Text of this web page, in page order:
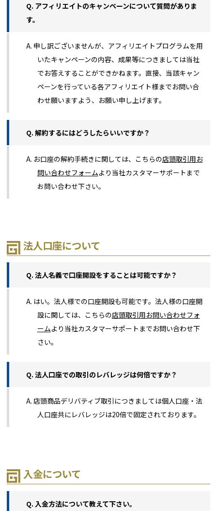
Q. アフィリエイトのキャンペーンについて質問がありま
す。
A. 申し訳ございませんが、アフィリエイトプログラムを用
いたキャンペーンの内容、成果等につきましては当社
でお答えすることができかねます。直接、当該キャン
ペーンを行っている各アフィリエイト様までお問い合
わせ願いますよう、お願い申し上げます。
Q. 解約するにはどうしたらいいですか？
A. お口座の解約手続きに関しては、こちらの店頭取引用お
問い合わせフォームより当社カスタマーサポートまで
お問い合わせ下さい。
法人口座について
Q. 法人名義で口座開設をすることは可能ですか？
A. はい。法人様での口座開設も可能です。法人様の口座開
設に関しては、こちらの店頭取引用お問い合わせフォ
ームより当社カスタマーサポートまでお問い合わせ下
さい。
Q. 法人口座での取引のレバレッジは何倍ですか？
A. 店頭商品デリバティブ取引につきましては個人口座・法
人口座共にレバレッジは20倍で固定されております。
入金について
Q. 入金方法について教えて下さい。